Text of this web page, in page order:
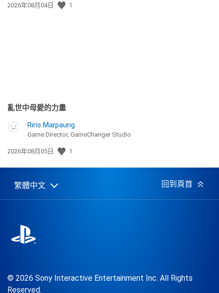
發
2026年08月04日 1
亂世中母愛的力量
Riris Marpaung
Game Director, GameChanger Studio
發
日
2026年08月05日 1
Select
Current
繁體中文 回到頁首
© 2026 Sony Interactive Entertainment Inc. All Rights
Reserved.